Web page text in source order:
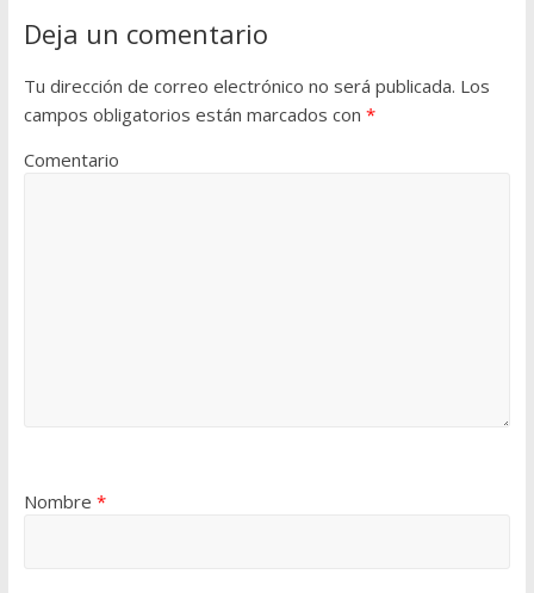
Deja un comentario
Tu dirección de correo electrónico no será publicada. Los
campos obligatorios están marcados con *
Comentario
Nombre *